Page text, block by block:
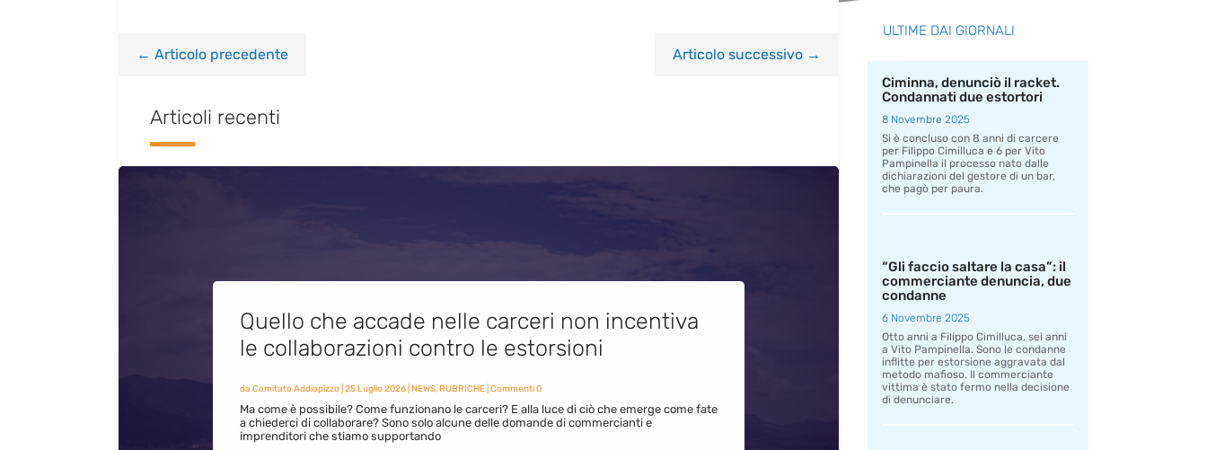
← Articolo precedente Articolo successivo→
Articoli recenti
Quello che accade nelle carceri non incentiva
le collaborazioni contro le estorsioni
da Comitato Addiopizzo| 25 Luglio 2026| NEWS,RUBRICHE| Commenti 0
Ma come è possibile? Come funzionano le carceri? E alla luce di ciò che emerge come fate
a chiederci di collaborare? Sono solo alcune delle domande di commercianti e
imprenditori che stiamo supportando
ULTIME DAI GIORNALI
Ciminna, denunciò il racket.
Condannati due estortori
8 Novembre 2025
Si è concluso con 8 anni di carcere
per Filippo Cimilluca e 6 per Vito
Pampinella il processo nato dalle
dichiarazioni del gestore di un bar,
che pagò per paura.
“Gli faccio saltare la casa”: il
commerciante denuncia, due
condanne
6 Novembre 2025
Otto anni a Filippo Cimilluca, sei anni
a Vito Pampinella. Sono le condanne
inflitte per estorsione aggravata dal
metodo mafioso. Il commerciante
vittima è stato fermo nella decisione
di denunciare.